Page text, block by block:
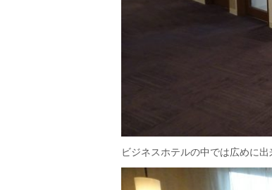
ビジネスホテルの中では広めに出